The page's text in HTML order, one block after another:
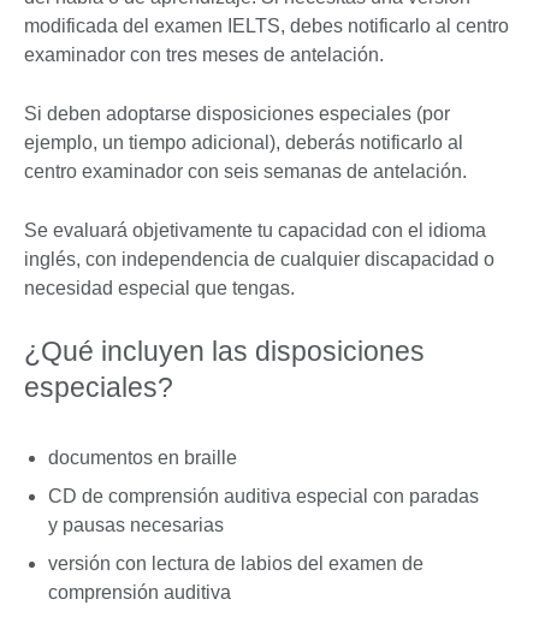
modificada del examen IELTS, debes notificarlo al centro
examinador con tres meses de antelación.
Si deben adoptarse disposiciones especiales (por
ejemplo, un tiempo adicional), deberás notificarlo al
centro examinador con seis semanas de antelación.
Se evaluará objetivamente tu capacidad con el idioma
inglés, con independencia de cualquier discapacidad o
necesidad especial que tengas.
¿Qué incluyen las disposiciones
especiales?
documentos en braille
CD de comprensión auditiva especial con paradas
y pausas necesarias
versión con lectura de labios del examen de
comprensión auditiva